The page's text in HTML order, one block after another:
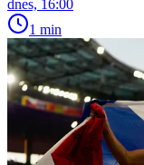
dnes, 16:00
1 min